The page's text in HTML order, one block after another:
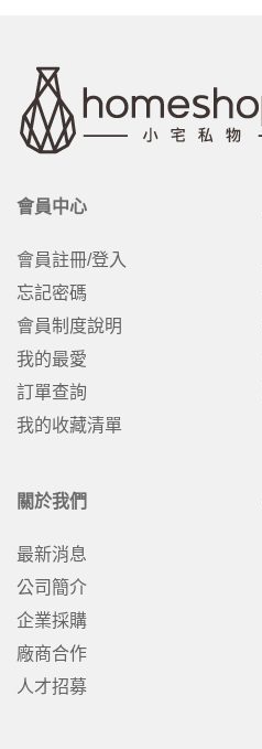
會員中心
會員註冊/登入
忘記密碼
會員制度說明
我的最愛
訂單查詢
我的收藏清單
關於我們
最新消息
公司簡介
企業採購
廠商合作
人才招募